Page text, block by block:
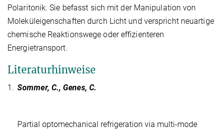
Polaritonik. Sie befasst sich mit der Manipulation von
Moleküleigenschaften durch Licht und verspricht neuartige
chemische Reaktionswege oder effizienteren
Energietransport.
Literaturhinweise
1. Sommer, C., Genes, C.
Partial optomechanical refrigeration via multi-mode